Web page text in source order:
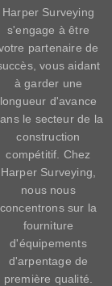
Harper Surveying
s'engage à être
partenaire de
vous aidant
à garder une
longueur d'avance
le secteur de la
construction
compétitif. Chez
Harper Surveying,
nous nous
concentrons sur la
fourniture
d'équipements
d'arpentage de
première qualité.